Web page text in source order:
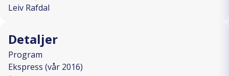
Leiv Rafdal
Detaljer
Program
Ekspress (vår 2016)